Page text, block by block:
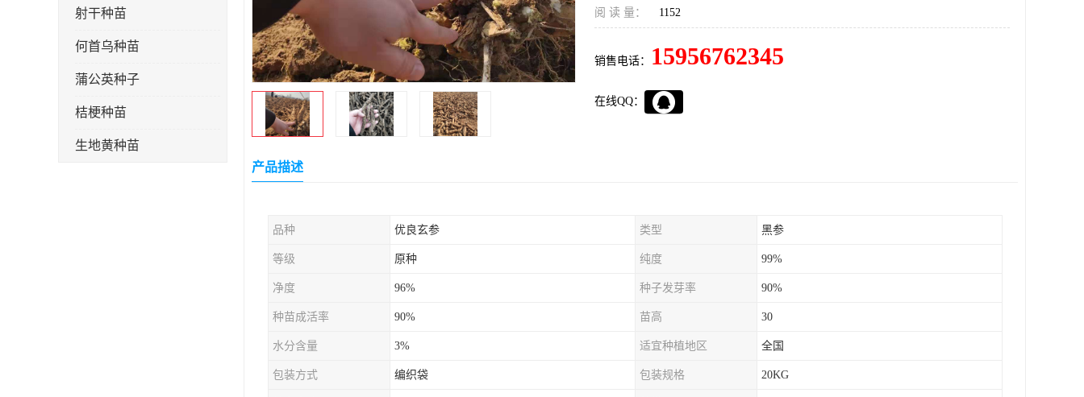
射干种苗
何首乌种苗
蒲公英种子
桔梗种苗
生地黄种苗
阅 读 量： 1152
销售电话： 15956762345
在线QQ：
产品描述
品种 优良玄参 类型 黑参
等级 原种 纯度 99%
净度 96% 种子发芽率 90%
种苗成活率 90% 苗高 30
水分含量 3% 适宜种植地区 全国
包装方式 编织袋 包装规格 20KG